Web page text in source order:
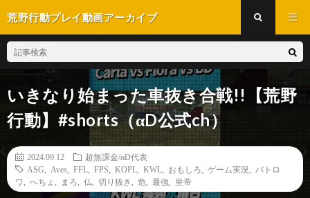
荒野行動プレイ動画アーカイブ
いきなり始まった車抜き合戦!!【荒野
行動】#shorts（αD公式ch）
2024.09.12
超無課金/αD代表
ASG
Aves FFL FPS KOPL KWL おもしろ ゲーム実況
バトロ
ワ
へちょ まろ 仏 切り抜き 危 最強 皇帝